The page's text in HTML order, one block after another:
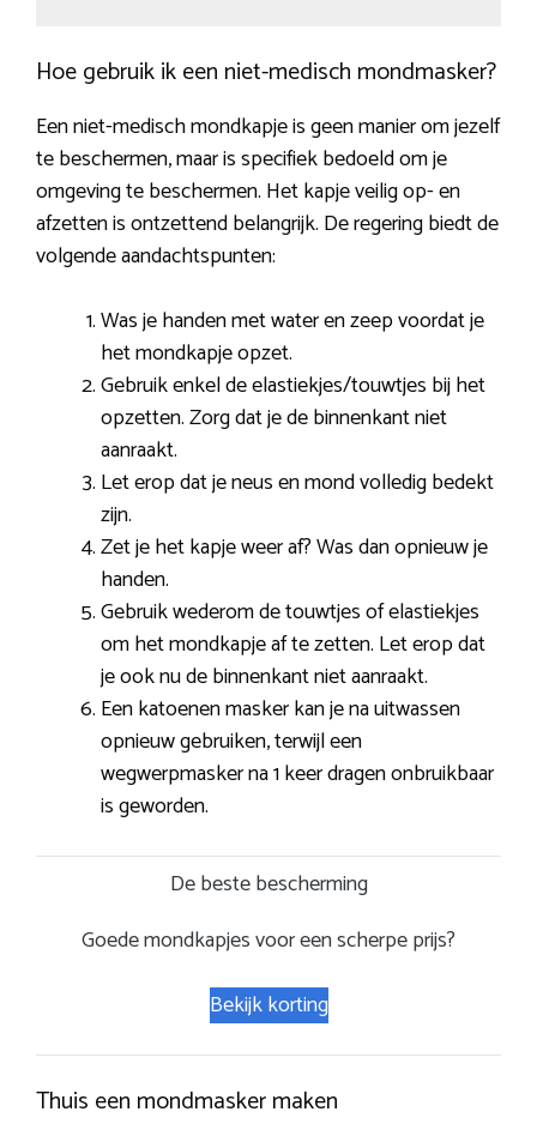
Hoe gebruik ik een niet-medisch mondmasker?
Een niet-medisch mondkapje is geen manier om jezelf
te beschermen, maar is specifiek bedoeld om je
omgeving te beschermen. Het kapje veilig op- en
afzetten is ontzettend belangrijk. De regering biedt de
volgende aandachtspunten:
Was je handen met water en zeep voordat je
het mondkapje opzet.
Gebruik enkel de elastiekjes/touwtjes bij het
opzetten. Zorg dat je de binnenkant niet
aanraakt.
Let erop dat je neus en mond volledig bedekt
zijn.
Zet je het kapje weer af? Was dan opnieuw je
handen.
Gebruik wederom de touwtjes of elastiekjes
om het mondkapje af te zetten. Let erop dat
je ook nu de binnenkant niet aanraakt.
Een katoenen masker kan je na uitwassen
opnieuw gebruiken, terwijl een
wegwerpmasker na 1 keer dragen onbruikbaar
is geworden.
De beste bescherming
Goede mondkapjes voor een scherpe prijs?
Bekijk korting
Thuis een mondmasker maken